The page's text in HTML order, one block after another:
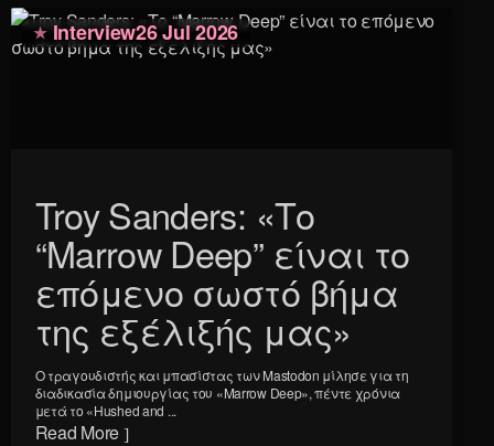
Interview26 Jul 2026
Troy Sanders: «Το
“Marrow Deep” είναι το
επόμενο σωστό βήμα
της εξέλιξής μας»
Ο τραγουδιστής και μπασίστας των Mastodon μίλησε για τη
διαδικασία δημιουργίας του «Marrow Deep», πέντε χρόνια
μετά το «Hushed and ...
Read More